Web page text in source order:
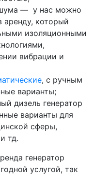
— у нас можно
аренду, который
изоляционными
вибрации и
, с ручным
варианты;
дизель генератор
варианты для
сферы,
тд.
генератор
услугой, так